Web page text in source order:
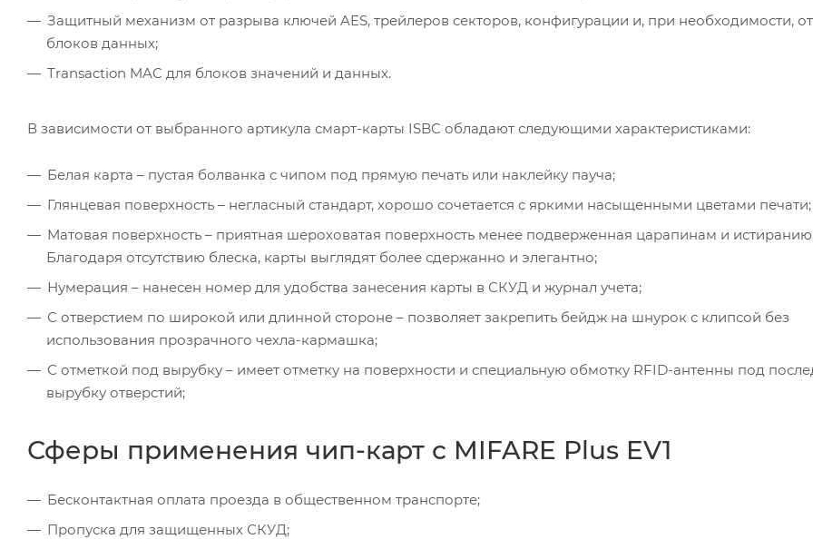
Защитный механизм от разрыва ключей AES, трейлеров секторов, конфигурации и, при необходимости,
блоков данных;
Transaction MAC для блоков значений и данных.
В зависимости от выбранного артикула смарт-карты ISBC обладают следующими характеристиками:
Белая карта – пустая болванка с чипом под прямую печать или наклейку пауча;
Глянцевая поверхность – негласный стандарт, хорошо сочетается с яркими насыщенными цветами печати;
Матовая поверхность – приятная шероховатая поверхность менее подверженная царапинам и
Благодаря отсутствию блеска, карты выглядят более сдержанно и элегантно;
Нумерация – нанесен номер для удобства занесения карты в СКУД и журнал учета;
С отверстием по широкой или длинной стороне – позволяет закрепить бейдж на шнурок с клипсой без
использования прозрачного чехла-кармашка;
С отметкой под вырубку – имеет отметку на поверхности и специальную обмотку RFID-антенны под
вырубку отверстий;
Сферы применения чип-карт с MIFARE Plus EV1
Бесконтактная оплата проезда в общественном транспорте;
Пропуска для защищенных СКУД;